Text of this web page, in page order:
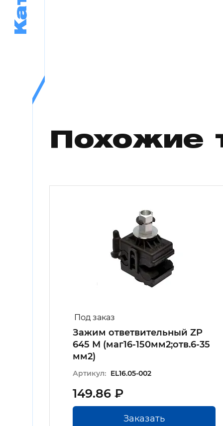
Похожие
Под заказ
Зажим ответвительный ZP
645 М (маг16-150мм2;отв.6-35
мм2)
Артикул: EL16.05-002
149.86 ₽
Заказать